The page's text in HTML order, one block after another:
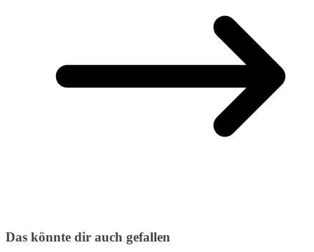
Das könnte dir auch gefallen